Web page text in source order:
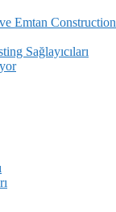
Emtan Construction
Sağlayıcıları